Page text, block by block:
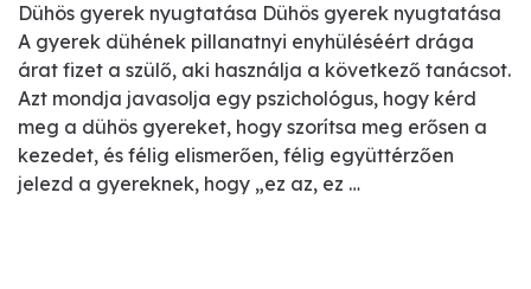
Dühös gyerek nyugtatása Dühös gyerek nyugtatása
A gyerek dühének pillanatnyi enyhüléséért drága
árat fizet a szülő, aki használja a következő tanácsot.
Azt mondja javasolja egy pszichológus, hogy kérd
meg a dühös gyereket, hogy szorítsa meg erősen a
kezedet, és félig elismerően, félig együttérzően
jelezd a gyereknek, hogy „ez az, ez …